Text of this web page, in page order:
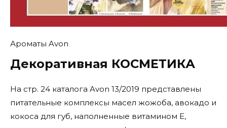
Ароматы Avon
Декоративная КОСМЕТИКА
На стр. 24 каталога Avon 13/2019 представлены
питательные комплексы масел жожоба, авокадо и
кокоса для губ, наполненные витамином E,